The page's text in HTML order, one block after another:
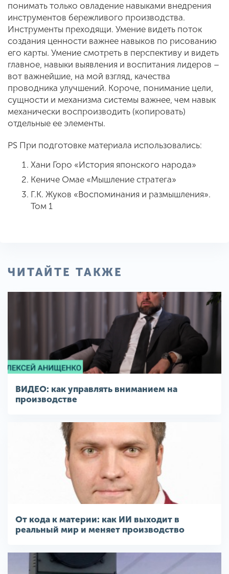
понимать только овладение навыками внедрения
инструментов бережливого производства.
Инструменты преходящи. Умение видеть поток
создания ценности важнее навыков по рисованию
его карты. Умение смотреть в перспективу и видеть
главное, навыки выявления и воспитания лидеров –
вот важнейшие, на мой взгляд, качества
проводника улучшений. Короче, понимание цели,
сущности и механизма системы важнее, чем навык
механически воспроизводить (копировать)
отдельные ее элементы.
PS При подготовке материала использовались:
Хани Горо «История японского народа»
Кениче Омае «Мышление стратега»
Г.К. Жуков «Воспоминания и размышления».
Том 1
ЧИТАЙТЕ ТАКЖЕ
ВИДЕО: как управлять вниманием на
производстве
От кода к материи: как ИИ выходит в
реальный мир и меняет производство